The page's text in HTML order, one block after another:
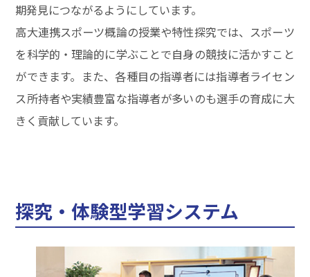
期発見につながるようにしています。
高大連携スポーツ概論の授業や特性探究では、スポーツ
を科学的・理論的に学ぶことで自身の競技に活かすこと
ができます。また、各種目の指導者には指導者ライセン
ス所持者や実績豊富な指導者が多いのも選手の育成に大
きく貢献しています。
探究・体験型学習システム